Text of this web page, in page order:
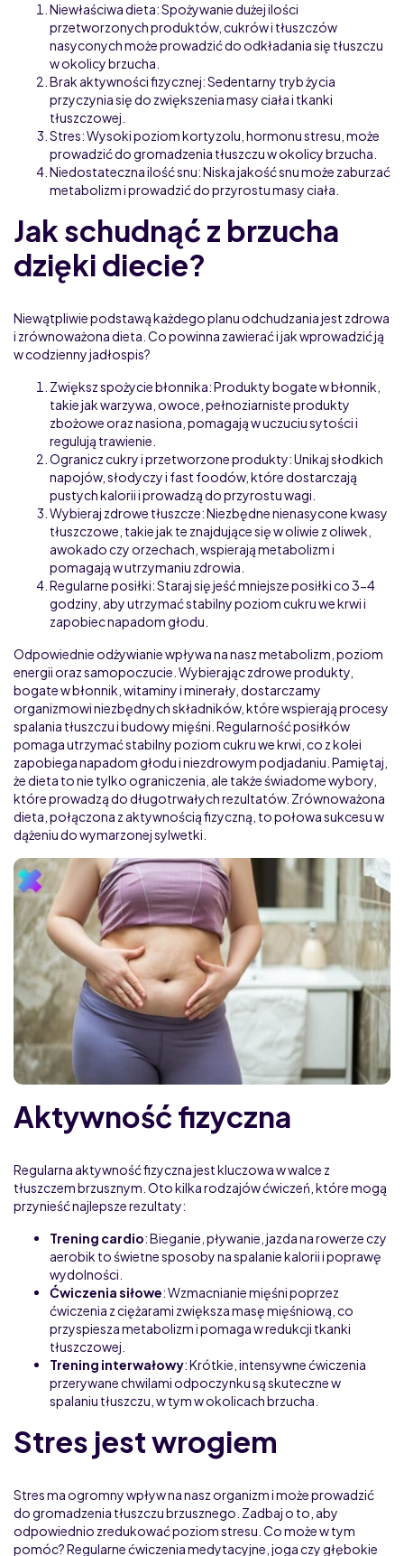
Niewłaściwa dieta: Spożywanie dużej ilości
przetworzonych produktów, cukrów i tłuszczów
nasyconych może prowadzić do odkładania się tłuszczu
w okolicy brzucha.
Brak aktywności fizycznej: Sedentarny tryb życia
przyczynia się do zwiększenia masy ciała i tkanki
tłuszczowej.
Stres: Wysoki poziom kortyzolu, hormonu stresu, może
prowadzić do gromadzenia tłuszczu w okolicy brzucha.
Niedostateczna ilość snu: Niska jakość snu może zaburzać
metabolizm i prowadzić do przyrostu masy ciała.
Jak schudnąć z brzucha
dzięki diecie?
Niewątpliwie podstawą każdego planu odchudzania jest zdrowa
i zrównoważona dieta. Co powinna zawierać i jak wprowadzić ją
w codzienny jadłospis?
Zwiększ spożycie błonnika: Produkty bogate w błonnik,
takie jak warzywa, owoce, pełnoziarniste produkty
zbożowe oraz nasiona, pomagają w uczuciu sytości i
regulują trawienie.
Ogranicz cukry i przetworzone produkty: Unikaj słodkich
napojów, słodyczy i fast foodów, które dostarczają
pustych kalorii i prowadzą do przyrostu wagi.
Wybieraj zdrowe tłuszcze: Niezbędne nienasycone kwasy
tłuszczowe, takie jak te znajdujące się w oliwie z oliwek,
awokado czy orzechach, wspierają metabolizm i
pomagają w utrzymaniu zdrowia.
Regularne posiłki: Staraj się jeść mniejsze posiłki co 3-4
godziny, aby utrzymać stabilny poziom cukru we krwi i
zapobiec napadom głodu.
Odpowiednie odżywianie wpływa na nasz metabolizm, poziom
energii oraz samopoczucie. Wybierając zdrowe produkty,
bogate w błonnik, witaminy i minerały, dostarczamy
organizmowi niezbędnych składników, które wspierają procesy
spalania tłuszczu i budowy mięśni. Regularność posiłków
pomaga utrzymać stabilny poziom cukru we krwi, co z kolei
zapobiega napadom głodu i niezdrowym podjadaniu. Pamiętaj,
że dieta to nie tylko ograniczenia, ale także świadome wybory,
które prowadzą do długotrwałych rezultatów. Zrównoważona
dieta, połączona z aktywnością fizyczną, to połowa sukcesu w
dążeniu do wymarzonej sylwetki.
Aktywność fizyczna
Regularna aktywność fizyczna jest kluczowa w walce z
tłuszczem brzusznym. Oto kilka rodzajów ćwiczeń, które mogą
przynieść najlepsze rezultaty:
Trening cardio: Bieganie, pływanie, jazda na rowerze czy
aerobik to świetne sposoby na spalanie kalorii i poprawę
wydolności.
Ćwiczenia siłowe: Wzmacnianie mięśni poprzez
ćwiczenia z ciężarami zwiększa masę mięśniową, co
przyspiesza metabolizm i pomaga w redukcji tkanki
tłuszczowej.
Trening interwałowy: Krótkie, intensywne ćwiczenia
przerywane chwilami odpoczynku są skuteczne w
spalaniu tłuszczu, w tym w okolicach brzucha.
Stres jest wrogiem
Stres ma ogromny wpływ na nasz organizm i może prowadzić
do gromadzenia tłuszczu brzusznego. Zadbaj o to, aby
odpowiednio zredukować poziom stresu. Co może w tym
pomóc? Regularne ćwiczenia medytacyjne, joga czy głębokie